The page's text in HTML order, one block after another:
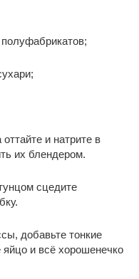
и натрите в
их блендером.
сцедите
добавьте тонкие
яйцо и всё хорошенечко